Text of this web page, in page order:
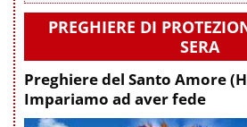
PREGHIERE DI
SERA
Preghiere del Santo Amore
Impariamo ad aver fede